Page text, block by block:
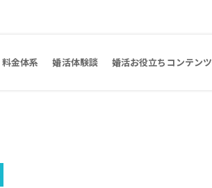
料金体系 婚活体験談 婚活お役立ちコンテンツ